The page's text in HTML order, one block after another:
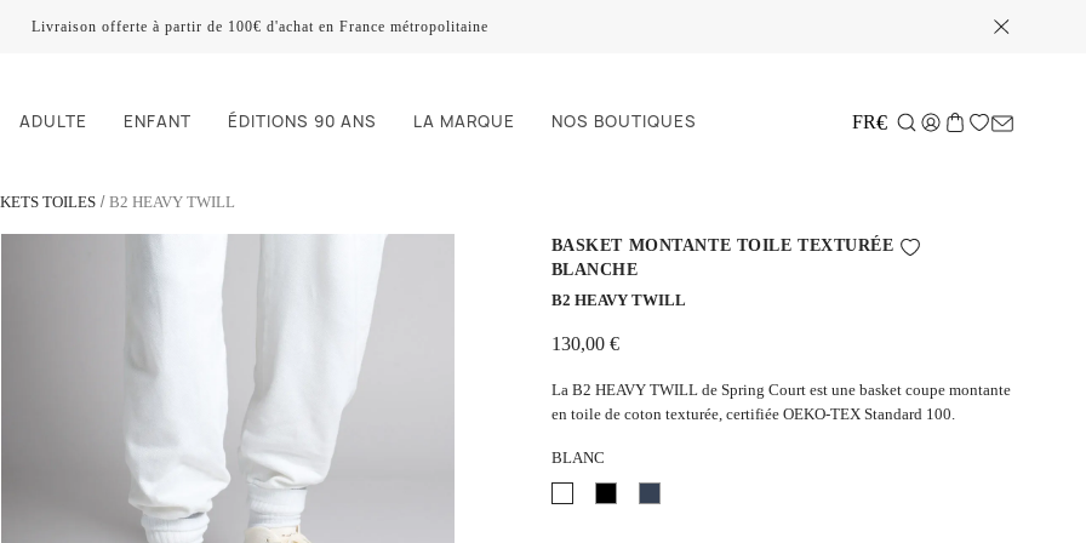
Livraison offerte à partir de 100€ d'achat en France métropolitaine
ADULTE ENFANT ÉDITIONS 90 ANS LA MARQUE NOS BOUTIQUES FR€
TOILES B2 HEAVY TWILL
BASKET MONTANTE TOILE TEXTURÉE
BLANCHE
B2 HEAVY TWILL
130,00 €
La B2 HEAVY TWILL de Spring Court est une basket coupe montante
en toile de coton texturée, certifiée OEKO-TEX Standard 100.
BLANC